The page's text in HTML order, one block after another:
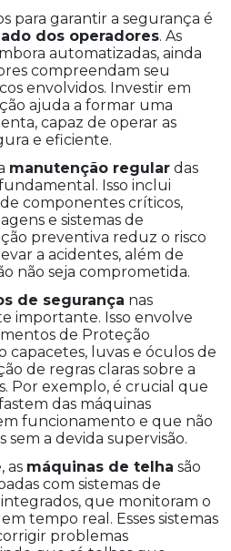
para garantir a segurança é
dos operadores. As
automatizadas, ainda
compreendam seu
envolvidos. Investir em
ajuda a formar uma
capaz de operar as
e eficiente.
manutenção regular das
Isso inclui
componentes críticos,
e sistemas de
preventiva reduz o risco
a acidentes, além de
não seja comprometida.
de segurança nas
importante. Isso envolve
de Proteção
capacetes, luvas e óculos de
de regras claras sobre a
Por exemplo, é crucial que
das máquinas
funcionamento e que não
a devida supervisão.
as máquinas de telha são
com sistemas de
que monitoram o
tempo real. Esses sistemas
problemas